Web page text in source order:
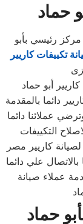
حماد
تكييفات كاريير
أبو حماد
عملائنا دائما
التكييفات
كاريير مصر
علي دائما
عملاء صيانة
حماد